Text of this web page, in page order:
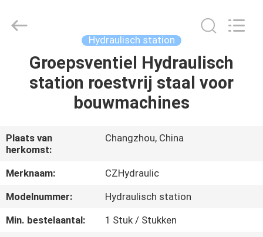
THUIS
PRODUCTEN
VIDEO'S
OVER
ONS
EQUIPMENT
CO.,LTD.
Hydraulisch station
Groepsventiel Hydraulisch
station roestvrij staal voor
bouwmachines
Plaats van
herkomst:
Changzhou, China
Merknaam:
CZHydraulic
Modelnummer:
Hydraulisch station
Min. bestelaantal:
1 Stuk / Stukken